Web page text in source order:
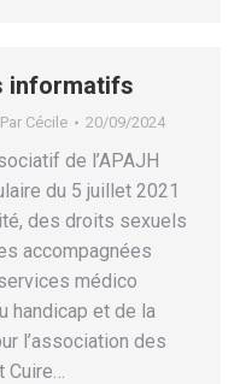
informatifs
Par Cécile 20/09/2024
de l’APAJH
du 5 juillet 2021
des droits sexuels
accompagnées
médico
handicap et de la
l’association des
Cuire…